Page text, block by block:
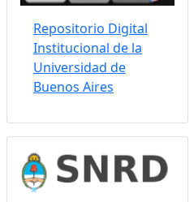
Institucional de la
Universidad de